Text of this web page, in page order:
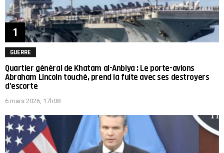
GUERRE
Quartier général de Khatam al-Anbiya : Le porte-avions
Abraham Lincoln touché, prend la fuite avec ses destroyers
d’escorte
6 mars 2026, 17h08